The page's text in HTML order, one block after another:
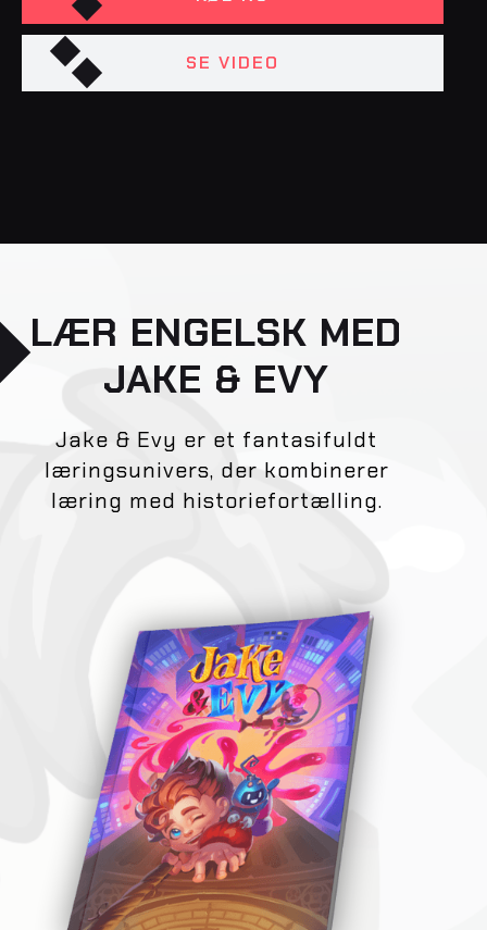
SE VIDEO
LÆR ENGELSK MED
JAKE & EVY
Jake & Evy er et fantasifuldt
læringsunivers, der kombinerer
læring med historiefortælling.